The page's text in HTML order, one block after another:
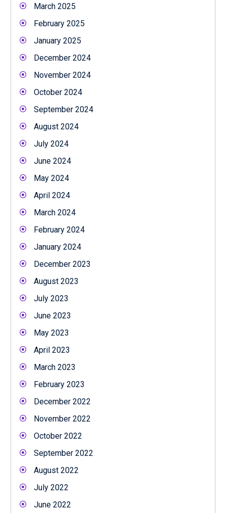
March 2025
February 2025
January 2025
December 2024
November 2024
October 2024
September 2024
August 2024
July 2024
June 2024
May 2024
April 2024
March 2024
February 2024
January 2024
December 2023
August 2023
July 2023
June 2023
May 2023
April 2023
March 2023
February 2023
December 2022
November 2022
October 2022
September 2022
August 2022
July 2022
June 2022